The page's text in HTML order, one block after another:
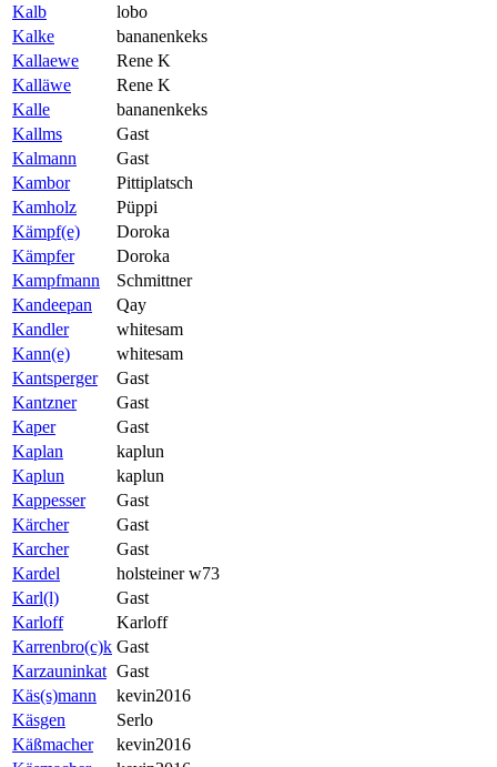
Kalb
lobo
Kalke
bananenkeks
Kallaewe
Rene K
Kalläwe
Rene K
Kalle
bananenkeks
Kallms
Gast
Kalmann
Gast
Kambor
Pittiplatsch
Kamholz
Püppi
Kämpf(e)
Doroka
Kämpfer
Doroka
Kampfmann
Schmittner
Kandeepan
Qay
Kandler
whitesam
Kann(e)
whitesam
Kantsperger
Gast
Kantzner
Gast
Kaper
Gast
Kaplan
kaplun
Kaplun
kaplun
Kappesser
Gast
Kärcher
Gast
Karcher
Gast
Kardel
holsteiner w73
Karl(l)
Gast
Karloff
Karloff
Karrenbro(c)k Gast
Karzauninkat Gast
Käs(s)mann
kevin2016
Käsgen
Serlo
Käßmacher
kevin2016